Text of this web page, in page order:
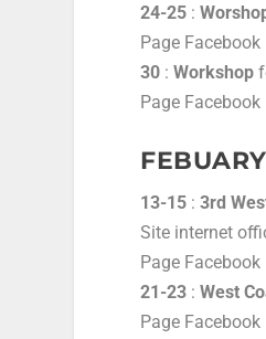
24-25 :
Page Facebook
30 :Workshop
Page Facebook
13-15 :3rd
Site internet
Page Facebook
21-23 :West
Page Facebook